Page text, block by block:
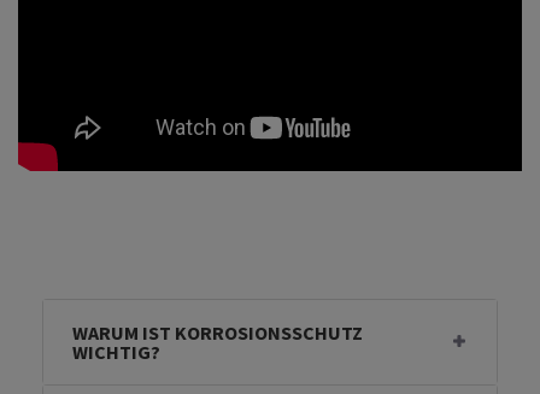
WARUM IST KORROSIONSSCHUTZ
WICHTIG?